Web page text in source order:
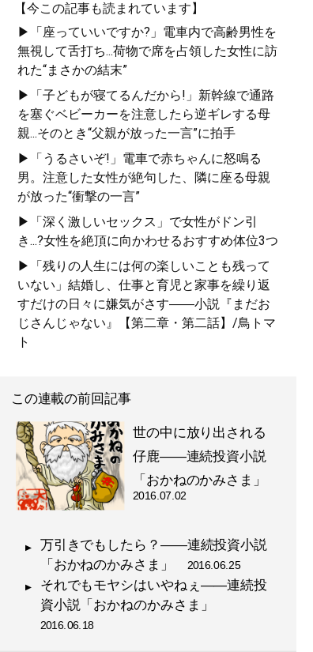
【今この記事も読まれています】
▶「座っていいですか?」電車内で高齢男性を
無視して舌打ち...荷物で席を占領した女性に訪
れた“まさかの結末”
▶「子どもが寝てるんだから!」新幹線で通路
を塞ぐベビーカーを注意したら逆ギレする母
親...そのとき“父親が放った一言”に拍手
▶「うるさいぞ!」電車で赤ちゃんに怒鳴る
男。注意した女性が絶句した、隣に座る母親
が放った“衝撃の一言”
▶「深く激しいセックス」で女性がドン引
き...?女性を絶頂に向かわせるおすすめ体位3つ
▶「残りの人生には何の楽しいことも残って
いない」結婚し、仕事と育児と家事を繰り返
すだけの日々に嫌気がさす――小説『まだお
じさんじゃない』【第二章・第二話】/鳥トマ
ト
この連載の前回記事
世の中に放り出される
仔鹿――連続投資小説
「おかねのかみさま」
2016.07.02
万引きでもしたら？――連続投資小説
「おかねのかみさま」 2016.06.25
それでもモヤシはいやねぇ――連続投
資小説「おかねのかみさま」
2016.06.18